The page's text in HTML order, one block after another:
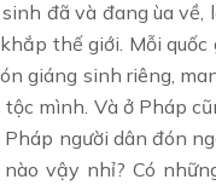
đã và đang ùa về,
thế giới. Mỗi quốc
giáng sinh riêng,
tộc mình. Và ở Pháp
Pháp người dân đón
vậy nhỉ? Có